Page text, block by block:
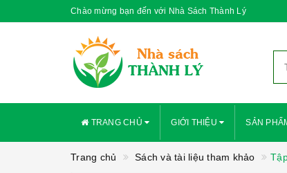
Chào mừng bạn đến với Nhà Sách Thành Lý
TRANG CHỦ GIỚI THIỆU SẢN
Trang chủ Sách và tài liệu tham khảo